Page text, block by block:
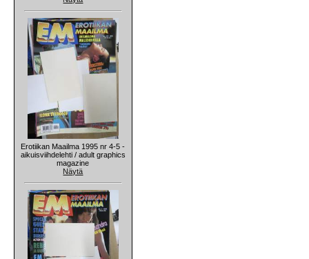
Erotiikan Maailma 1995 nr 4-5 -
aikuisviihdelehti / adult graphics
magazine
Näytä